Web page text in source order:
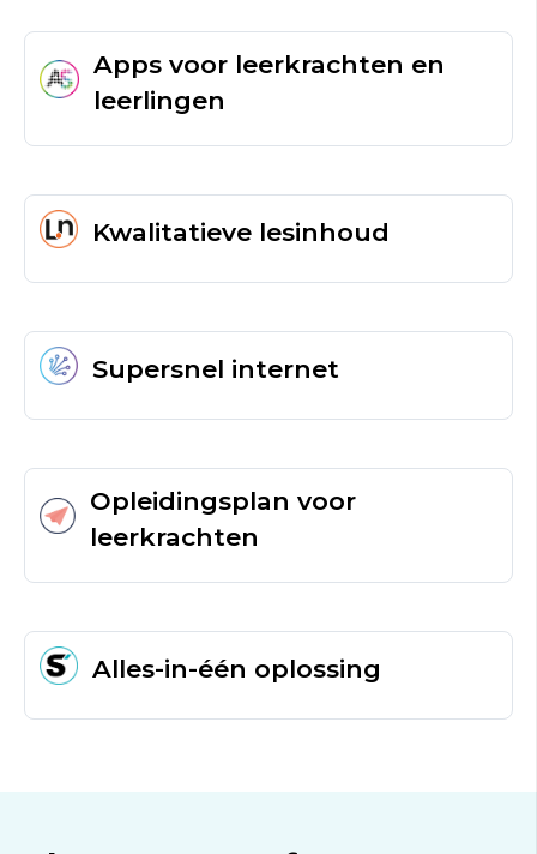
Apps voor leerkrachten en
leerlingen
Kwalitatieve lesinhoud
Supersnel internet
Opleidingsplan voor
leerkrachten
Alles-in-één oplossing